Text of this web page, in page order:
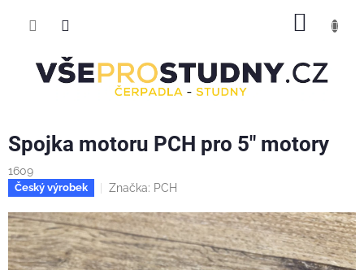
Spojka motoru PCH pro 5" motory
1609
Český výrobek Značka: PCH